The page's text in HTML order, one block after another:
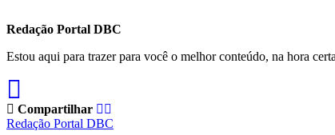
Redação Portal DBC
Estou aqui para trazer para você o melhor conteúdo, na hora
Compartilhar
Redação Portal DBC